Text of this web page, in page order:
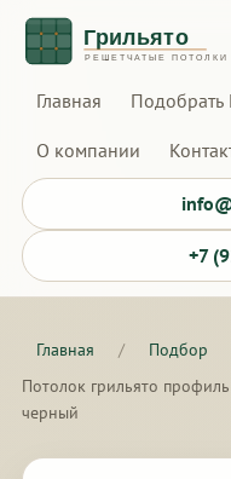
Главная Подобрать
О компании
+7
Главная / Подбор
Потолок грильято
черный